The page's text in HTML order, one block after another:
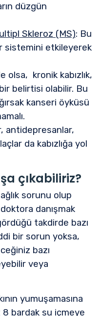
düzgün
Skleroz (MS): Bu
sistemini etkileyerek
olsa, kronik kabızlık,
belirtisi olabilir. Bu
kanseri öyküsü
antidepresanlar,
da kabızlığa yol
çıkabiliriz?
sorunu olup
doktora danışmak
takdirde bazı
bir sorun yoksa,
bazı
veya
yumuşamasına
8 bardak su içmeye